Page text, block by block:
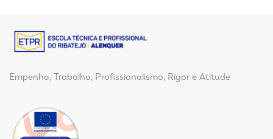
Empenho, Trabalho, Profissionalismo, Rigor e Atitude